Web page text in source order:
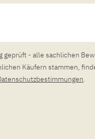
geprüft - alle sachlichen
Käufern stammen,
.